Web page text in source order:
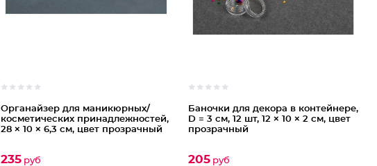
Органайзер для маникюрных/
косметических принадлежностей,
28 × 10 × 6,3 см, цвет прозрачный
235 руб
Баночки для декора в контейнере,
D = 3 см, 12 шт, 12 × 10 × 2 см, цвет
прозрачный
205руб